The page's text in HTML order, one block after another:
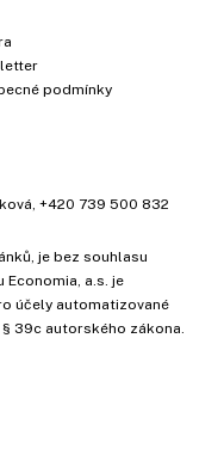
podmínky
+420 739 500 832
je bez souhlasu
Economia, a.s. je
účely automatizované
39c autorského zákona.